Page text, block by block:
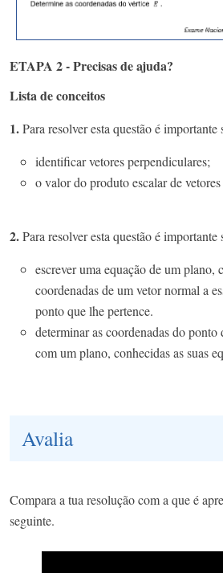
ETAPA 2 - Precisas de ajuda?
Lista de conceitos
1.Para resolver esta questão é importante
identificar vetores perpendiculares;
o valor do produto escalar de
2.Para resolver esta questão é importante
escrever uma equação de um plano,
coordenadas de um vetor normal a
ponto que lhe pertence.
determinar as coordenadas do ponto
com um plano, conhecidas as suas
Avalia
Compara a tua resolução com a que é
seguinte.